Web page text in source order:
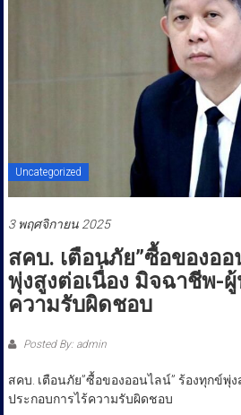
Uncategorized
3 พฤศจิกายน 2025
สคบ. เตือนภัย”ซื้อของอ
พุ่งสูงต่อเนื่อง มิจฉาชีพ-
ความรับผิดชอบ
Posted By: admin
สคบ. เตือนภัย”ซื้อของออนไลน์” ร้องทุกข์พุ่
ประกอบการไร้ความรับผิดชอบ